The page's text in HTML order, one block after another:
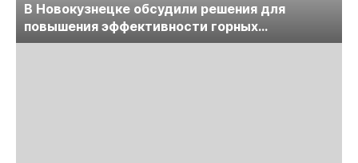
В Новокузнецке обсудили решения для
повышения эффективности горных
предприятий